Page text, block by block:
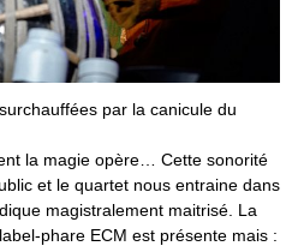
par la canicule du
la magie opère… Cette sonorité
et le quartet nous entraine dans
magistralement maitrisé. La
phare ECM est présente mais :